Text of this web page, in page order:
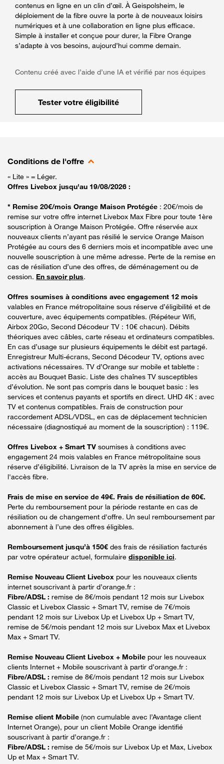
contenus en ligne en un clin d’œil. À Geispolsheim, le
déploiement de la fibre ouvre la porte à de nouveaux loisirs
numériques et à une collaboration en ligne plus efficace.
Simple à installer et conçue pour durer, la Fibre Orange
s’adapte à vos besoins, aujourd’hui comme demain.
Contenu créé avec l’aide d’une IA et vérifié par nos équipes
Tester votre éligibilité
Conditions de l'offre
« Lite » = Léger.
Offres Livebox jusqu'au 19/08/2026 :
* Remise 20€/mois Orange Maison Protégée : 20€/mois de
remise sur votre offre internet Livebox Max Fibre pour toute 1ère
souscription à Orange Maison Protégée. Offre réservée aux
nouveaux clients n’ayant pas résilié le service Orange Maison
Protégée au cours des 6 derniers mois et incompatible avec une
nouvelle souscription à une même adresse. Perte de la remise en
cas de résiliation d’une des offres, de déménagement ou de
cession. En savoir plus.
Offres soumises à conditions avec engagement 12 mois
valables en France métropolitaine sous réserve d’éligibilité et de
couverture, avec équipements compatibles. (Répéteur Wifi,
Airbox 20Go, Second Décodeur TV : 10€ chacun). Débits
théoriques avec câbles, carte réseau et ordinateurs compatibles.
En cas d’usage sur plusieurs équipements le débit est partagé.
Enregistreur Multi-écrans, Second Décodeur TV, options avec
activations nécessaires. TV d’Orange sur mobile et tablette :
accès au Bouquet Basic. Liste des chaînes TV susceptibles
d’évolution. Ne sont pas compris dans le bouquet basic : les
services et contenus payants et sportifs en direct. UHD 4K : avec
TV et contenus compatibles. Frais de construction pour
raccordement ADSL/VDSL, en cas de déplacement technicien
nécessaire (diagnostiqué au moment de la souscription) : 119€.
Offres Livebox + Smart TV soumises à conditions avec
engagement 24 mois valables en France métropolitaine sous
réserve d’éligibilité. Livraison de la TV après la mise en service de
l'accès fibre.
Frais de mise en service de 49€. Frais de résiliation de 60€.
Perte du remboursement pour la période restante en cas de
résiliation ou de changement d'offre. Un seul remboursement par
abonnement à l’une des offres éligibles.
Remboursement jusqu’à 150€ des frais de résiliation facturés
par votre opérateur actuel, formulaire disponible ici.
Remise Nouveau Client Livebox pour les nouveaux clients
internet souscrivant à partir d’orange.fr :
Fibre/ADSL : remise de 8€/mois pendant 12 mois sur Livebox
Classic et Livebox Classic + Smart TV, remise de 7€/mois
pendant 12 mois sur Livebox Up et Livebox Up + Smart TV,
remise de 5€/mois pendant 12 mois sur Livebox Max et Livebox
Max + Smart TV.
Remise Nouveau Client Livebox + Mobile pour les nouveaux
clients Internet + Mobile souscrivant à partir d’orange.fr :
Fibre/ADSL : remise de 8€/mois pendant 12 mois sur Livebox
Classic et Livebox Classic + Smart TV, remise de 2€/mois
pendant 12 mois sur Livebox Up et Livebox Up + Smart TV.
Remise client Mobile (non cumulable avec l’Avantage client
Internet Orange), pour un client Mobile Orange identifié
souscrivant à partir d’orange.fr :
Fibre/ADSL : remise de 5€/mois sur Livebox Up et Max, Livebox
Up et Max + Smart TV.